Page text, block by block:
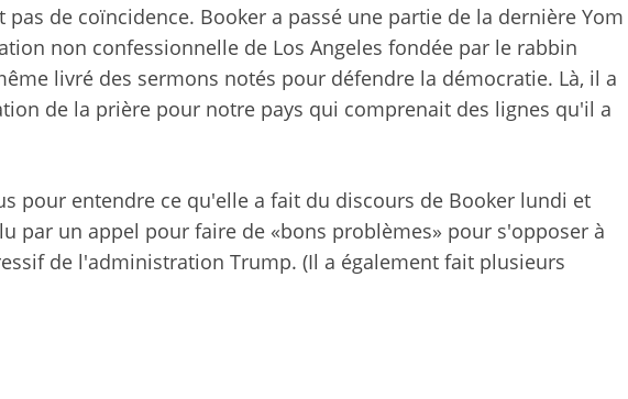
de coïncidence. Booker a passé une partie de la dernière Yom
non confessionnelle de Los Angeles fondée par le rabbin
livré des sermons notés pour défendre la démocratie. Là, il a
de la prière pour notre pays qui comprenait des lignes qu'il a
pour entendre ce qu'elle a fait du discours de Booker lundi et
par un appel pour faire de «bons problèmes» pour s'opposer à
de l'administration Trump. (Il a également fait plusieurs